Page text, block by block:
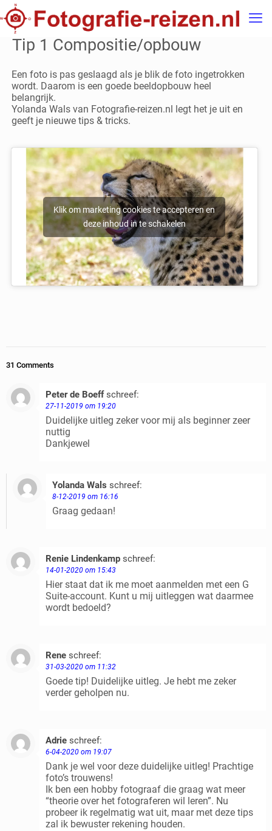
Tip 1 Compositie/opbouw
Een foto is pas geslaagd als je blik de foto ingetrokken
wordt. Daarom is een goede beeldopbouw heel
belangrijk.
Yolanda Wals van Fotografie-reizen.nl legt het je uit en
geeft je nieuwe tips & tricks.
Klik om marketing cookies te accepteren en
deze inhoud in te schakelen
31 Comments
Peter de Boeff schreef:
27-11-2019 om 19:20
Duidelijke uitleg zeker voor mij als beginner zeer
nuttig
Dankjewel
Yolanda Wals schreef:
8-12-2019 om 16:16
Graag gedaan!
Renie Lindenkamp schreef:
14-01-2020 om 15:43
Hier staat dat ik me moet aanmelden met een G
Suite-account. Kunt u mij uitleggen wat daarmee
wordt bedoeld?
Rene schreef:
31-03-2020 om 11:32
Goede tip! Duidelijke uitleg. Je hebt me zeker
verder geholpen nu.
Adrie schreef:
6-04-2020 om 19:07
Dank je wel voor deze duidelijke uitleg! Prachtige
foto’s trouwens!
Ik ben een hobby fotograaf die graag wat meer
“theorie over het fotograferen wil leren”. Nu
probeer ik regelmatig wat uit, maar met deze tips
zal ik bewuster rekening houden.